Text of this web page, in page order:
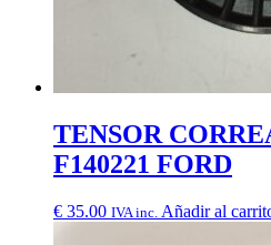
TENSOR
F140221 FORD
€ 35.00 IVA inc. Añadir al